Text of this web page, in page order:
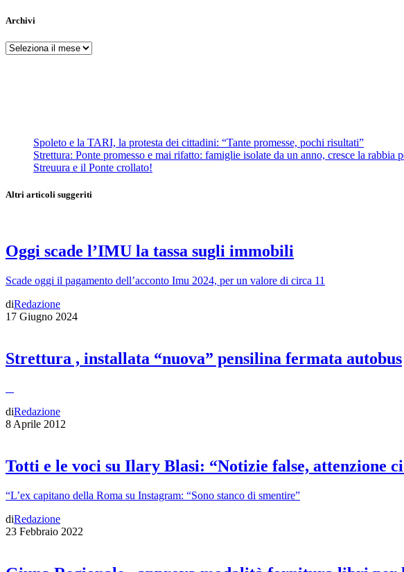
Archivi
Archivi
Spoleto e la TARI, la protesta dei cittadini: “Tante promesse, pochi risultati”
Strettura: Ponte promesso e mai rifatto: famiglie isolate da un anno, cresce la rabbia
Streuura e il Ponte crollato!
Altri articoli suggeriti
Oggi scade l’IMU la tassa sugli immobili
Scade oggi il pagamento dell’acconto Imu 2024, per un valore di circa 11
diRedazione
17 Giugno 2024
Strettura , installata “nuova” pensilina fermata autobus
diRedazione
8 Aprile 2012
Totti e le voci su Ilary Blasi: “Notizie false, attenzione
“L’ex capitano della Roma su Instagram: “Sono stanco di smentire”
diRedazione
23 Febbraio 2022